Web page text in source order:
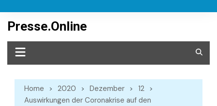
content
Presse.Online
Home 2020 Dezember
12
Auswirkungen der Coronakrise auf den